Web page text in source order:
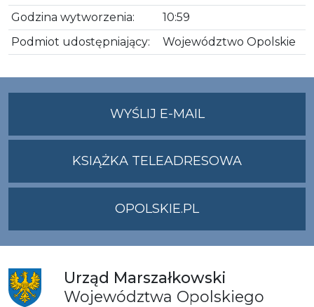
Godzina wytworzenia:
10:59
Podmiot udostępniający:
Województwo Opolskie
WYŚLIJ E-MAILNA
ADRES
KSIĄŻKA TELEADRESOWA
OPOLSKIE.PL
Urząd Marszałkowski
Województwa Opolskiego